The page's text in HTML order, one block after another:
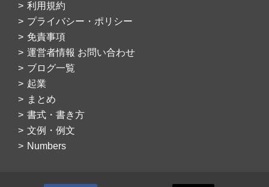
利用規約
プライバシー・ポリシー
免責事項
運営者情報 お問い合わせ
ブログ一覧
起業
まとめ
書式・書き方
文例・例文
Numbers